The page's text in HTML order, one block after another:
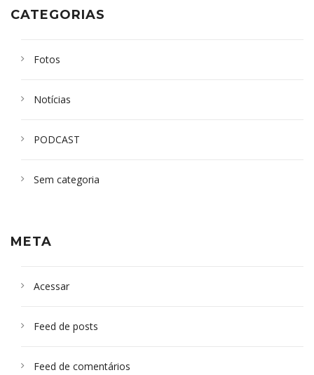
CATEGORIAS
Fotos
Notícias
PODCAST
Sem categoria
META
Acessar
Feed de posts
Feed de comentários